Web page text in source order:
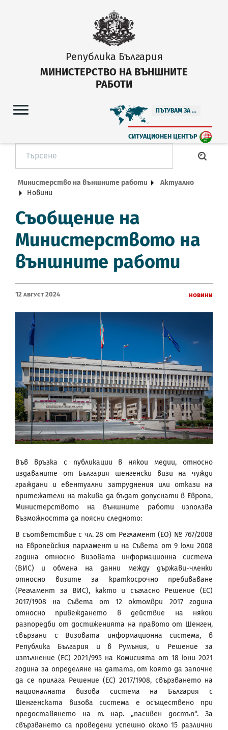
Република България
МИНИСТЕРСТВО НА ВЪНШНИТЕ
РАБОТИ
ПЪТУВАМ ЗА ...
СИТУАЦИОНЕН ЦЕНТЪР
Министерство на външните работи
Актуално
Новини
Съобщение на
Mинистерството на
външните работи
12 Август 2024 Новини
Във връзка с публикации в някои медии, относно
издаваните от България шенгенски визи на чужди
граждани и евентуални затруднения или откази на
притежатели на такива да бъдат допуснати в Европа,
Министерството на външните работи използва
възможността да поясни следното:
В съответствие с чл. 28 от Регламент (ЕО) № 767/2008
на Европейския парламент и на Съвета от 9 юли 2008
година относно Визовата информационна система
(ВИС) и обмена на данни между държави-членки
относно визите за краткосрочно пребиваване
(Регламент за ВИС), както и съгласно Решение (ЕС)
2017/1908 на Съвета от 12 октомври 2017 година
относно привеждането в действие на някои
разпоредби от достиженията на правото от Шенген,
свързани с Визовата информационна система, в
Република България и в Румъния, и Решение за
изпълнение (ЕС) 2021/995 на Комисията от 18 юни 2021
година за определяне на датата, от която да започне
да се прилага Решение (ЕС) 2017/1908, свързването на
националната визова система на България с
Шенгенската визова система е осъществено при
предоставянето на т. нар. „пасивен достъп“. За
свързването са проведени успешно около 15 различни